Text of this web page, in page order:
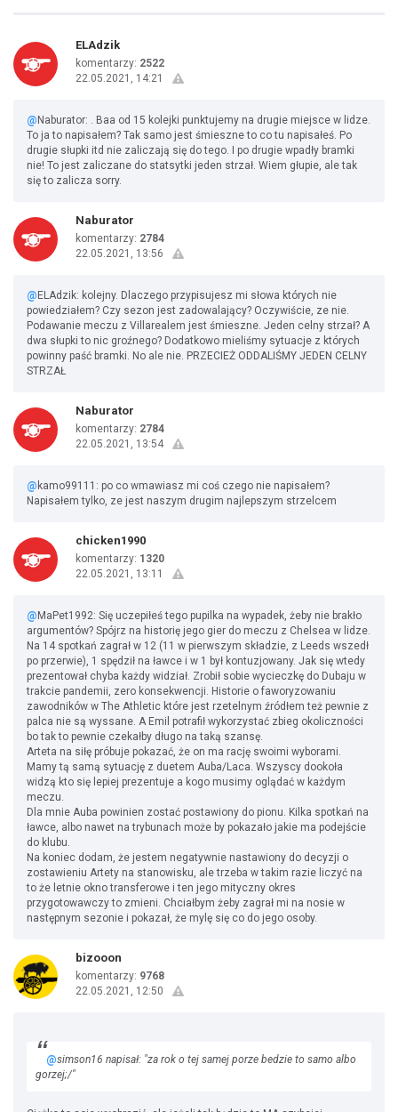
ELAdzik
komentarzy: 2522
22.05.2021, 14:21
@ Naburator: . Baa od 15 kolejki punktujemy na drugie miejsce w lidze.
To ja to napisałem? Tak samo jest śmieszne to co tu napisałeś. Po
drugie słupki itd nie zaliczają się do tego. I po drugie wpadły bramki
nie! To jest zaliczane do statsytki jeden strzał. Wiem głupie, ale tak
się to zalicza sorry.
Naburator
komentarzy: 2784
22.05.2021, 13:56
@ ELAdzik: kolejny. Dlaczego przypisujesz mi słowa których nie
powiedziałem? Czy sezon jest zadowalający? Oczywiście, ze nie.
Podawanie meczu z Villarealem jest śmieszne. Jeden celny strzał? A
dwa słupki to nic groźnego? Dodatkowo mieliśmy sytuacje z których
powinny paść bramki. No ale nie. PRZECIEŻ ODDALIŚMY JEDEN CELNY
STRZAŁ
Naburator
komentarzy: 2784
22.05.2021, 13:54
@ kamo99111: po co wmawiasz mi coś czego nie napisałem?
Napisałem tylko, ze jest naszym drugim najlepszym strzelcem
chicken1990
komentarzy: 1320
22.05.2021, 13:11
@ MaPet1992: Się uczepiłeś tego pupilka na wypadek, żeby nie brakło
argumentów? Spójrz na historię jego gier do meczu z Chelsea w lidze.
Na 14 spotkań zagrał w 12 (11 w pierwszym składzie, z Leeds wszedł
po przerwie), 1 spędził na ławce i w 1 był kontuzjowany. Jak się wtedy
prezentował chyba każdy widział. Zrobił sobie wycieczkę do Dubaju w
trakcie pandemii, zero konsekwencji. Historie o faworyzowaniu
zawodników w The Athletic które jest rzetelnym źródłem też pewnie z
palca nie są wyssane. A Emil potrafił wykorzystać zbieg okoliczności
bo tak to pewnie czekałby długo na taką szansę.
Arteta na siłę próbuje pokazać, że on ma rację swoimi wyborami.
Mamy tą samą sytuację z duetem Auba/Laca. Wszyscy dookoła
widzą kto się lepiej prezentuje a kogo musimy oglądać w każdym
meczu.
Dla mnie Auba powinien zostać postawiony do pionu. Kilka spotkań na
ławce, albo nawet na trybunach może by pokazało jakie ma podejście
do klubu.
Na koniec dodam, że jestem negatywnie nastawiony do decyzji o
zostawieniu Artety na stanowisku, ale trzeba w takim razie liczyć na
to że letnie okno transferowe i ten jego mityczny okres
przygotowawczy to zmieni. Chciałbym żeby zagrał mi na nosie w
następnym sezonie i pokazał, że mylę się co do jego osoby.
bizooon
komentarzy: 9768
22.05.2021, 12:50
@simson16 napisał: "za rok o tej samej porze bedzie to samo albo
gorzej;/"